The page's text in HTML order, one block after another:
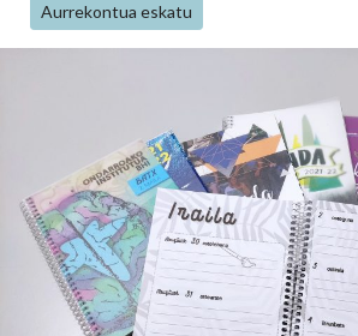
Aurrekontua eskatu